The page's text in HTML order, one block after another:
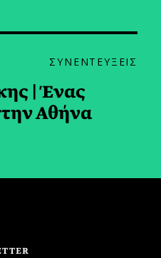
ΣΥΝΕΝΤΕΥΞΕΙΣ
| Ένας
Αθήνα